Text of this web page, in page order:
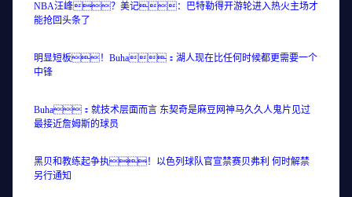
NBA汪峰？美记：巴特勒得开游轮进入热火主场才
能抢回头条了
明显短板！Buha：湖人现在比任何时候都更需要一个
中锋
Buha：就技术层面而言 东契奇是麻豆网神马久久人鬼片见过
最接近詹姆斯的球员
黑贝和教练起争执！以色列球队官宣禁赛贝弗利 何时解禁
另行通知